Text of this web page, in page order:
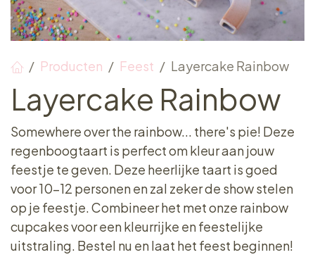
Producten Feest Layercake Rainbow
Layercake Rainbow
Somewhere over the rainbow... there's pie! Deze
regenboogtaart is perfect om kleur aan jouw
feestje te geven. Deze heerlijke taart is goed
voor 10-12 personen en zal zeker de show stelen
op je feestje. Combineer het met onze rainbow
cupcakes voor een kleurrijke en feestelijke
uitstraling. Bestel nu en laat het feest beginnen!